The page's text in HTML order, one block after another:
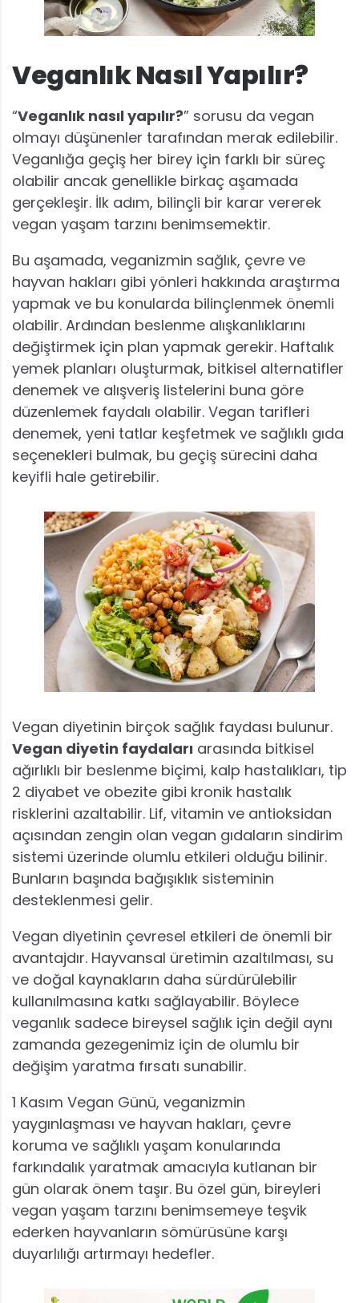
Veganlık Nasıl Yapılır?
“Veganlık nasıl yapılır?” sorusu da vegan
olmayı düşünenler tarafından merak edilebilir.
Veganlığa geçiş her birey için farklı bir süreç
olabilir ancak genellikle birkaç aşamada
gerçekleşir. İlk adım, bilinçli bir karar vererek
vegan yaşam tarzını benimsemektir.
Bu aşamada, veganizmin sağlık, çevre ve
hayvan hakları gibi yönleri hakkında araştırma
yapmak ve bu konularda bilinçlenmek önemli
olabilir. Ardından beslenme alışkanlıklarını
değiştirmek için plan yapmak gerekir. Haftalık
yemek planları oluşturmak, bitkisel alternatifler
denemek ve alışveriş listelerini buna göre
düzenlemek faydalı olabilir. Vegan tarifleri
denemek, yeni tatlar keşfetmek ve sağlıklı gıda
seçenekleri bulmak, bu geçiş sürecini daha
keyifli hale getirebilir.
Vegan diyetinin birçok sağlık faydası bulunur.
Vegan diyetin faydaları arasında bitkisel
ağırlıklı bir beslenme biçimi, kalp hastalıkları, tip
2 diyabet ve obezite gibi kronik hastalık
risklerini azaltabilir. Lif, vitamin ve antioksidan
açısından zengin olan vegan gıdaların sindirim
sistemi üzerinde olumlu etkileri olduğu bilinir.
Bunların başında bağışıklık sisteminin
desteklenmesi gelir.
Vegan diyetinin çevresel etkileri de önemli bir
avantajdır. Hayvansal üretimin azaltılması, su
ve doğal kaynakların daha sürdürülebilir
kullanılmasına katkı sağlayabilir. Böylece
veganlık sadece bireysel sağlık için değil aynı
zamanda gezegenimiz için de olumlu bir
değişim yaratma fırsatı sunabilir.
1 Kasım Vegan Günü, veganizmin
yaygınlaşması ve hayvan hakları, çevre
koruma ve sağlıklı yaşam konularında
farkındalık yaratmak amacıyla kutlanan bir
gün olarak önem taşır. Bu özel gün, bireyleri
vegan yaşam tarzını benimsemeye teşvik
ederken hayvanların sömürüsüne karşı
duyarlılığı artırmayı hedefler.